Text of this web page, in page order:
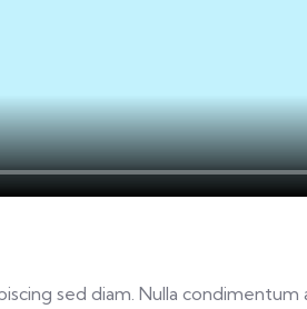
sed diam. Nulla